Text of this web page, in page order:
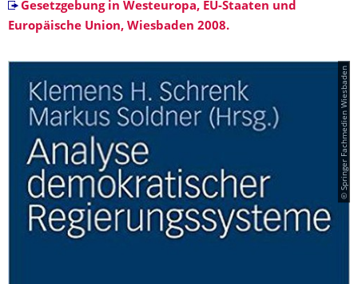
Gesetzgebung in Westeuropa, EU-Staaten und
Europäische Union, Wiesbaden 2008.
© Springer Fachmedien Wiesbaden